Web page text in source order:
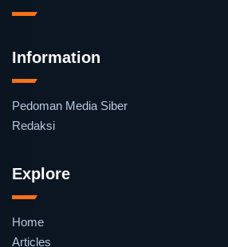
Information
Pedoman Media Siber
Redaksi
Explore
Home
Articles